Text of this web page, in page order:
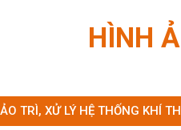
HÌNH
TRÌ, XỬ LÝ HỆ THỐNG KHÍ